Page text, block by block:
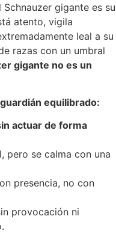
gigante es su
atento, vigila
leal a su
razas con un umbral
gigante no es un
equilibrado:
actuar de forma
pero se calma con una
presencia, no con
provocación ni